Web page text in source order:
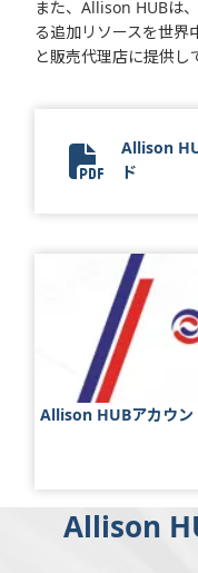
また、Allison HUBは
る追加リソースを世界
と販売代理店に提供し
14155-001 -
Allison
ド
Allison HUBアカウン
Allison